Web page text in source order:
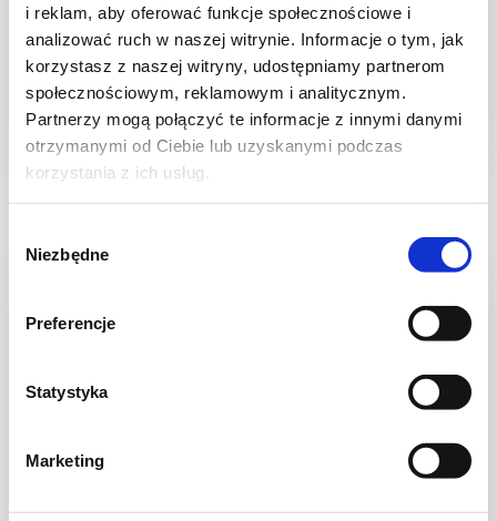
i reklam, aby oferować funkcje społecznościowe i
analizować ruch w naszej witrynie. Informacje o tym, jak
korzystasz z naszej witryny, udostępniamy partnerom
społecznościowym, reklamowym i analitycznym.
Partnerzy mogą połączyć te informacje z innymi danymi
otrzymanymi od Ciebie lub uzyskanymi podczas
korzystania z ich usług.
zgody
Niezbędne
Preferencje
Statystyka
Marketing
Ciastka francuskie z borówkami + film
30 min. 1531 kcal 8